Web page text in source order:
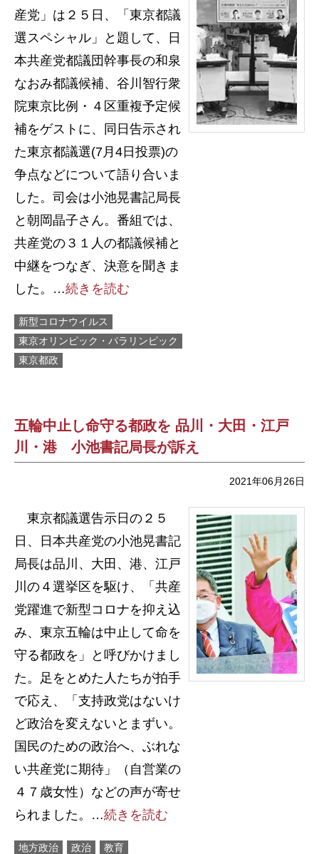
産党」は２５日、「東京都議
選スペシャル」と題して、日
本共産党都議団幹事長の和泉
なおみ都議候補、谷川智行衆
院東京比例・４区重複予定候
補をゲストに、同日告示され
た東京都議選(7月4日投票)の
争点などについて語り合いま
した。司会は小池晃書記局長
と朝岡晶子さん。番組では、
共産党の３１人の都議候補と
中継をつなぎ、決意を聞きま
した。…続きを読む
新型コロナウイルス
東京オリンピック・パラリンピック
東京都政
五輪中止し命守る都政を 品川・大田・江戸
川・港 小池書記局長が訴え
2021年06月26日
東京都議選告示日の２５
日、日本共産党の小池晃書記
局長は品川、大田、港、江戸
川の４選挙区を駆け、「共産
党躍進で新型コロナを抑え込
み、東京五輪は中止して命を
守る都政を」と呼びかけまし
た。足をとめた人たちが拍手
で応え、「支持政党はないけ
ど政治を変えないとまずい。
国民のための政治へ、ぶれな
い共産党に期待」（自営業の
４７歳女性）などの声が寄せ
られました。…続きを読む
地方政治 政治
教育